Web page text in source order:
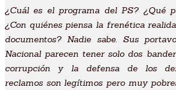
¿Cuál es el programa del PS? ¿Qué
¿Con quiénes piensa la frenética
documentos? Nadie sabe. Sus
Nacional parecen tener solo dos
corrupción y la defensa de los
reclamos son legítimos pero muy